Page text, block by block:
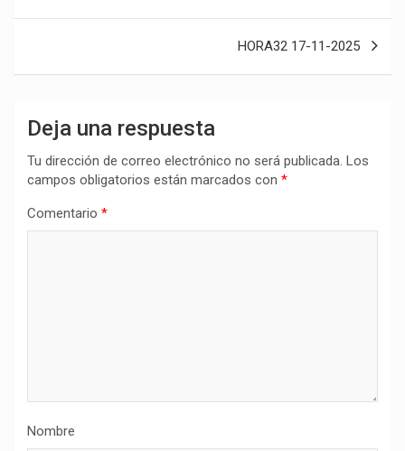
entradas
HORA32 17-11-2025
Deja una respuesta
Tu dirección de correo electrónico no será publicada. Los
campos obligatorios están marcados con *
Comentario *
Nombre